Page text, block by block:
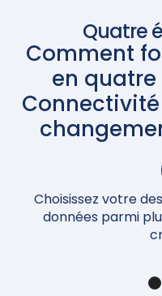
Quatre
Comment
en
Choisissez votre
données parmi